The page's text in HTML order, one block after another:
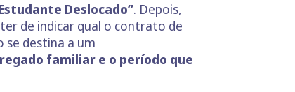
Deslocado”. Depois,
de indicar qual o contrato de
se destina a um
familiar e o período que